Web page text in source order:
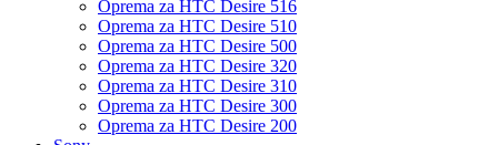
Oprema za HTC Desire 516
Oprema za HTC Desire 510
Oprema za HTC Desire 500
Oprema za HTC Desire 320
Oprema za HTC Desire 310
Oprema za HTC Desire 300
Oprema za HTC Desire 200